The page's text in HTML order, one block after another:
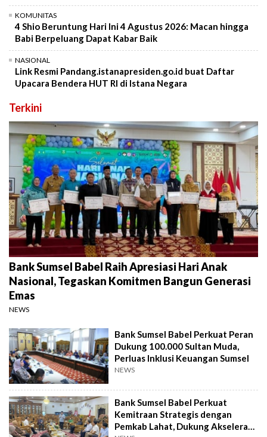
KOMUNITAS
4 Shio Beruntung Hari Ini 4 Agustus 2026: Macan hingga
Babi Berpeluang Dapat Kabar Baik
NASIONAL
Link Resmi Pandang.istanapresiden.go.id buat Daftar
Upacara Bendera HUT RI di Istana Negara
Terkini
Bank Sumsel Babel Raih Apresiasi Hari Anak
Nasional, Tegaskan Komitmen Bangun Generasi
Emas
NEWS
Bank Sumsel Babel Perkuat Peran
Dukung 100.000 Sultan Muda,
Perluas Inklusi Keuangan Sumsel
NEWS
Bank Sumsel Babel Perkuat
Kemitraan Strategis dengan
Pemkab Lahat, Dukung Akselerasi